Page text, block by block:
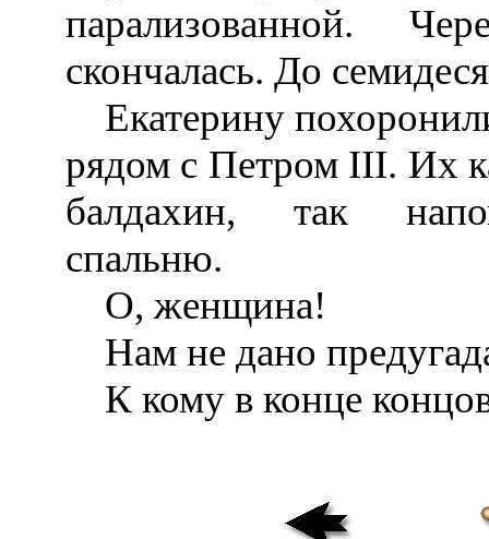
парализованной.
скончалась. До
Екатерину
рядом с Петром III. Их
балдахин, так
спальню.
О, женщина!
Нам не дано
К кому в конце